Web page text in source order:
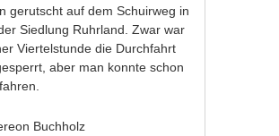
gerutscht auf dem Schuirweg in
Siedlung Ruhrland. Zwar war
Viertelstunde die Durchfahrt
aber man konnte schon
Buchholz